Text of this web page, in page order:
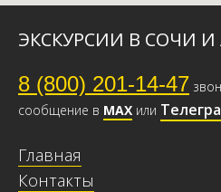
ЭКСКУРСИИ В СОЧИ И
8 (800) 201-14-47
сообщение в МАХ или
Главная
Контакты